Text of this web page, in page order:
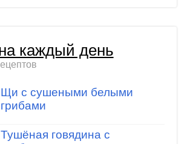
каждый день
Щи с сушеными белыми
грибами
Тушёная говядина с